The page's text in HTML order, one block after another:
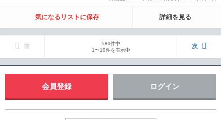
気になるリストに保存 詳細を見る
前
580件中
1〜10件を表示中
次
会員登録 ログイン